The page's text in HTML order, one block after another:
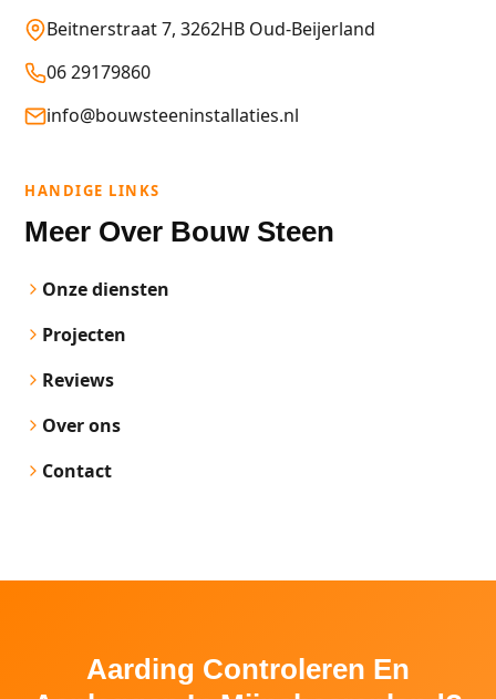
Beitnerstraat 7, 3262HB Oud-Beijerland
06 29179860
info@bouwsteeninstallaties.nl
HANDIGE LINKS
Meer Over Bouw Steen
Onze diensten
Projecten
Reviews
Over ons
Contact
Aarding Controleren En